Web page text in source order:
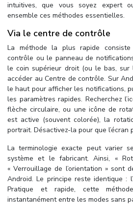
intuitives, que vous soyez expert
ensemble ces méthodes essentielles.
Via le centre de contrôle
La méthode la plus rapide
contrôle ou le panneau de
le coin supérieur droit (ou le bas, sur
accéder au Centre de contrôle. Sur
le haut pour afficher les notifications,
les paramètres rapides. Recherchez
flèche circulaire, ou une icône de
est active (souvent colorée), la
portrait. Désactivez-la pour que l’écran
La terminologie exacte peut varier
système et le fabricant. Ainsi, «
« Verrouillage de l’orientation » sont
Android. Le principe reste identique :
Pratique et rapide, cette
instantanément entre les modes sans